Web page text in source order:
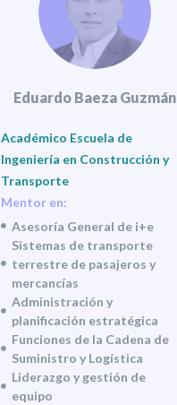
Eduardo Baeza Guzmán
Académico Escuela de
Ingeniería en Construcción y
Transporte
Mentor en:
Asesoría General de i+e
Sistemas de transporte
terrestre de pasajeros y
mercancías
Administración y
planificación estratégica
Funciones de la Cadena de
Suministro y Logística
Liderazgo y gestión de
equipo